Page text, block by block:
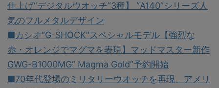
仕上げ“デジタルウオッチ”3種】 “A140”シリーズ人
気のフルメタルデザイン
■カシオ“G-SHOCK”スペシャルモデル【強烈な
赤・オレンジでマグマを表現】マッドマスター新作
GWG-B1000MG“ Magma Gold”予約開始
■70年代登場のミリタリーウオッチを再現、アメリ